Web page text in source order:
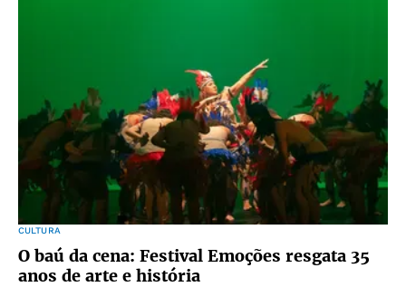
CULTURA
O baú da cena: Festival Emoções resgata 35
anos de arte e história